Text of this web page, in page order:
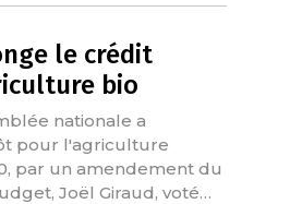
le crédit
bio
nationale a
pour l'agriculture
par un amendement du
Joël Giraud, voté…